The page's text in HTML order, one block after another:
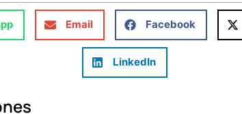
Email Facebook
LinkedIn